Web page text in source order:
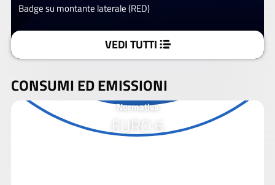
Badge su montante laterale (RED)
VEDI TUTTI
CONSUMI ED EMISSIONI
Normativa
EURO 6